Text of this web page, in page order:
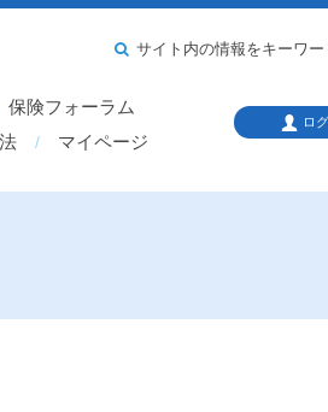
保険フォーラム
マイページ
サイト内の情報をキーワ
ロ